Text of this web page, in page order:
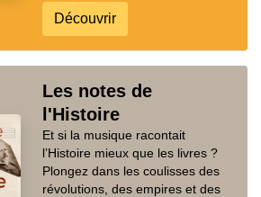
Découvrir
Les notes de
l'Histoire
Et si la musique racontait
l’Histoire mieux que les livres ?
Plongez dans les coulisses des
révolutions, des empires et des